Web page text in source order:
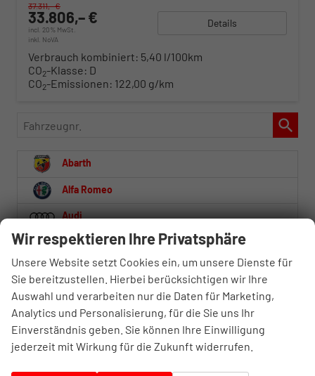
33.806,– €
incl. 20% MwSt.
inkl. NoVA
37.311,– €
Details
Verbrauch kombiniert: 5,40 l/100km
CO2-Klasse: D
CO2-Emissionen: 122,00 g/km
Fahrzeugnr.
Abarth
Alfa Romeo
Audi
Baw
BMW
BYD
Cupra
Wir respektieren Ihre Privatsphäre
Unsere Website setzt Cookies ein, um unsere Dienste für
Sie bereitzustellen. Hierbei berücksichtigen wir Ihre
Auswahl und verarbeiten nur die Daten für Marketing,
Analytics und Personalisierung, für die Sie uns Ihr
Einverständnis geben. Sie können Ihre Einwilligung
jederzeit mit Wirkung für die Zukunft widerrufen.